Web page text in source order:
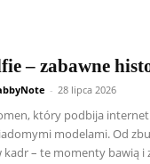
– zabawne
- 28 lipca 2026
który podbija
modelami. Od
kadr – te momenty bawią i